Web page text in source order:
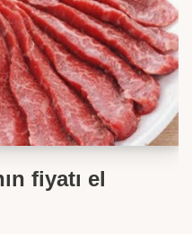
fiyatı el